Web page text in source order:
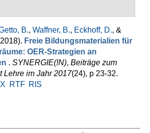
B., Waffner, B., Eckhoff, D., &
Freie Bildungsmaterialien für
OER-Strategien an
. SYNERGIE(!N), Beiträge zum
Lehre im Jahr 2017(24), p 23-32.
RTF RIS